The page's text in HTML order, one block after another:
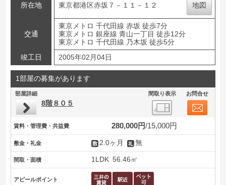
所在地 東京都港区赤坂７－１１－１２ 地図
交通
東京メトロ 千代田線 赤坂 徒歩7分
東京メトロ 銀座線 青山一丁目 徒歩12分
東京メトロ 千代田線 乃木坂 徒歩5分
竣工日
2005年02月04日
1部屋の募集があります
部屋詳細 間取り表示 お問合せ
8階８０５
賃料・管理費・共益費 280,000円 15,000円
敷金・礼金 2.0ヶ月 無
間取・面積 1LDK 56.46㎡
アピールポイント